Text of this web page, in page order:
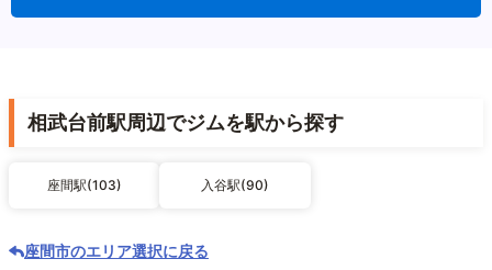
相武台前駅周辺でジムを駅から探す
座間駅(103) 入谷駅(90)
座間市のエリア選択に戻る